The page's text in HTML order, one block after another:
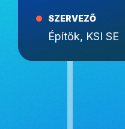
SZERVEZŐ
Építők, KSI SE